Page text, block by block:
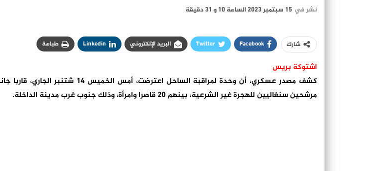
نشر في 15 سبتمبر 2023 الساعة 10 و 31 دقيقة
شارك Facebook
Twitter البريد الإلكتروني Linkedin طباعة
اشتوكة بريس
مرشحين سنغاليين للهجرة غير الشرعية، بينهم 20 قاصرا وامرأة، وذلك جنوب غرب مدينة الداخلة.